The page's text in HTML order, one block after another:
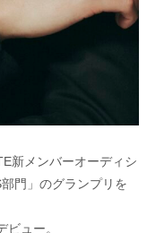
新メンバーオーディシ
門」のグランプリを
ュー。